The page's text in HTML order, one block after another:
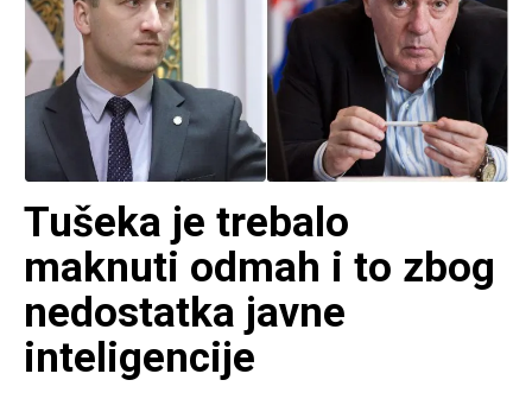
Tušeka je trebalo
maknuti odmah i to zbog
nedostatka javne
inteligencije